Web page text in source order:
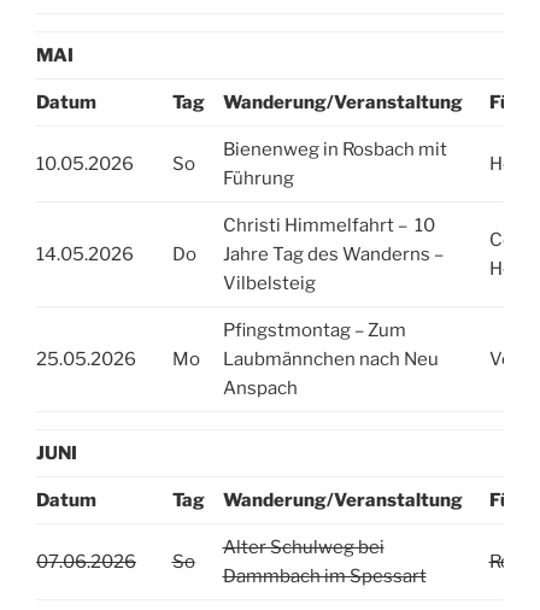
MAI
Datum Tag Wanderung/Veranstaltung
10.05.2026 So
Bienenweg in Rosbach mit
Führung
14.05.2026 Do
Christi Himmelfahrt – 10
Jahre Tag des Wanderns –
Vilbelsteig
25.05.2026 Mo
Pfingstmontag – Zum
Laubmännchen nach Neu
Anspach
JUNI
Datum Tag Wanderung/Veranstaltung
07.06.2026 So
Alter Schulweg bei
Dammbach im Spessart
Rolf